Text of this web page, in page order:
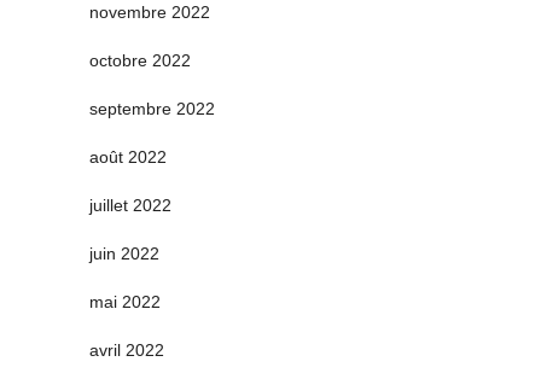
novembre 2022
octobre 2022
septembre 2022
août 2022
juillet 2022
juin 2022
mai 2022
avril 2022